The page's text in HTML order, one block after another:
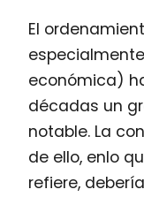
El
económica)
décadas un
notable. La
de ello, enlo
refiere,